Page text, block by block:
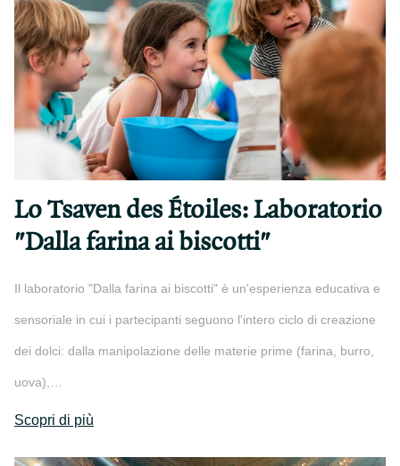
Lo Tsaven des Étoiles: Laboratorio
"Dalla farina ai biscotti"
Il laboratorio "Dalla farina ai biscotti" è un'esperienza educativa e
sensoriale in cui i partecipanti seguono l'intero ciclo di creazione
dei dolci: dalla manipolazione delle materie prime (farina, burro,
uova),…
Scopri di più